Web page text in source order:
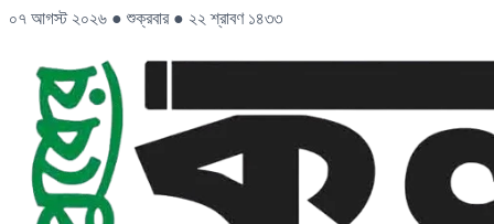
০৭ আগস্ট ২০২৬ ● শুক্রবার ● ২২ শ্রাবণ ১৪৩৩